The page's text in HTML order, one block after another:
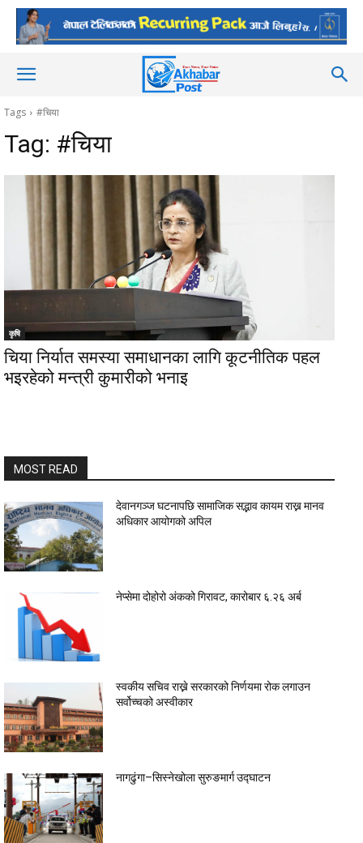
Tags #चिया
Tag: #चिया
कृषि
चिया निर्यात समस्या समाधानका लागि कूटनीतिक पहल
भइरहेको मन्त्री कुमारीको भनाइ
MOST READ
देवानगञ्ज घटनापछि सामाजिक सद्भाव कायम राख्न मानव
अधिकार आयोगको अपिल
नेप्सेमा दोहोरो अंकको गिरावट, कारोबार ६.२६ अर्ब
स्वकीय सचिव राख्ने सरकारको निर्णयमा रोक लगाउन
सर्वोच्चको अस्वीकार
नागढुंगा–सिस्नेखोला सुरुङमार्ग उद्घाटन